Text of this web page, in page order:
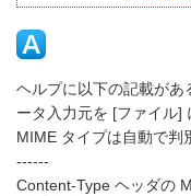
ヘルプに以下の記載が
ータ入力元を [ファイル]
MIME タイプは自動で判
------
Content-Type ヘッダの